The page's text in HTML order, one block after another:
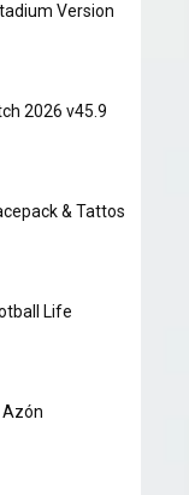
Version
2026 v45.9
& Tattos
Life
Azón